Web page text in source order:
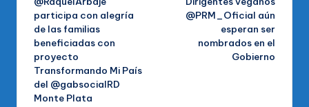
de
entradas
participa con alegría
de las familias
beneficiadas con
proyecto
Transformando Mi País
del @gabsocialRD
Monte Plata
@PRM_Oficial aún
esperan ser
nombrados en el
Gobierno